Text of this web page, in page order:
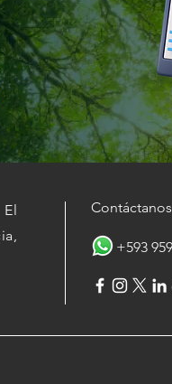
+593